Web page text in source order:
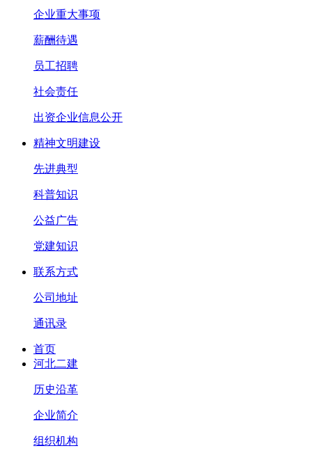
企业重大事项
薪酬待遇
员工招聘
社会责任
出资企业信息公开
精神文明建设
先进典型
科普知识
公益广告
党建知识
联系方式
公司地址
通讯录
首页
河北二建
历史沿革
企业简介
组织机构